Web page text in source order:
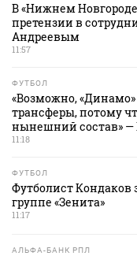
В «Нижнем
претензии в
Андреевым
11:57
ФУТБОЛ
«Возможно,
трансферы, потому
нынешний состав» —
11:18
ФУТБОЛ
Футболист Кондаков
группе «Зенита»
11:17
АЛЬФА-БАНК РПЛ